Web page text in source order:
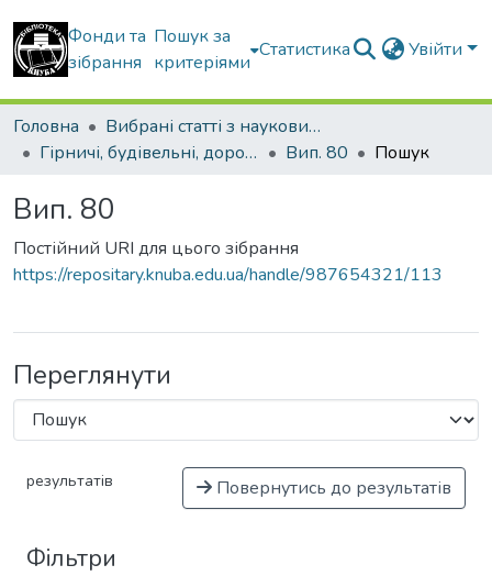
Фонди та
зібрання
Пошук за
критеріями
Статистика Увійти
Головна
Вибрані статті з наукових збірників КНУБА
Гірничі, будівельні, дорожні та меліоративні машини
Вип. 80 Пошук
Вип. 80
Постійний URI для цього зібрання
https://repositary.knuba.edu.ua/handle/987654321/113
Переглянути
результатів Повернутись до результатів
Фільтри